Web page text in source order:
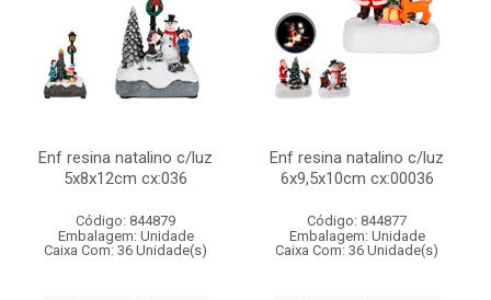
Enf resina natalino c/luz
5x8x12cm cx:036
Código: 844879
Embalagem: Unidade
Caixa Com: 36 Unidade(s)
Enf resina natalino c/luz
6x9,5x10cm cx:00036
Código: 844877
Embalagem: Unidade
Caixa Com: 36 Unidade(s)